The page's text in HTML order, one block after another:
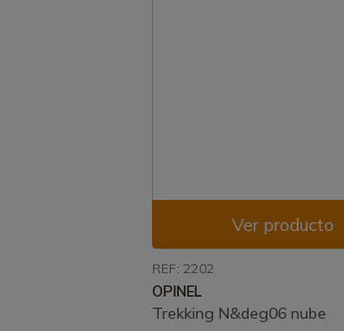
Ver producto
REF: 2202
OPINEL
Trekking N&deg06 nube